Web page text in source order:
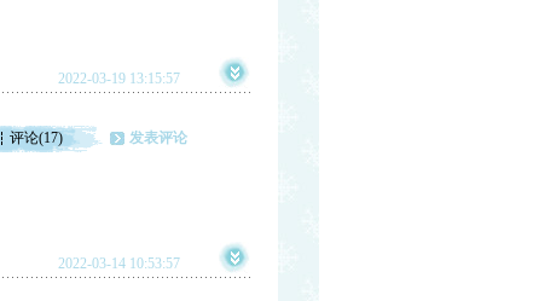
2022-03-19 13:15:57
评论(17) 发表评论
2022-03-14 10:53:57